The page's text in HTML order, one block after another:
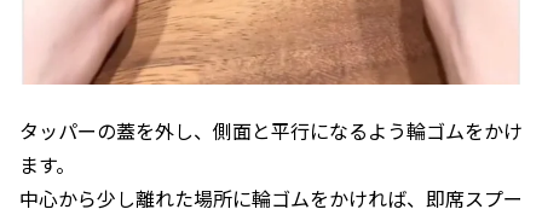
タッパーの蓋を外し、側面と平行になるよう輪ゴムをかけ
ます。
中心から少し離れた場所に輪ゴムをかければ、即席スプー